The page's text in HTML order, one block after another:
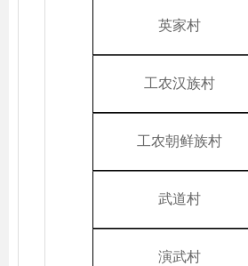
英家村
工农汉族村
工农朝鲜族村
武道村
演武村